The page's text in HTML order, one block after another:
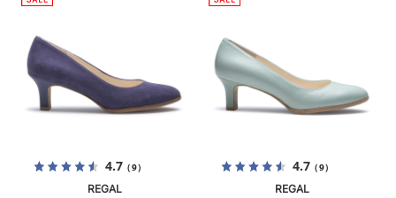
4.7（9）
REGAL
4.7（9）
REGAL